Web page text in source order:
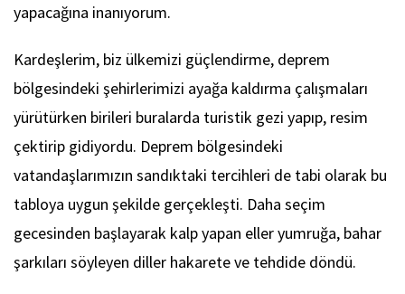
yapacağına inanıyorum.
Kardeşlerim, biz ülkemizi güçlendirme, deprem
bölgesindeki şehirlerimizi ayağa kaldırma çalışmaları
yürütürken birileri buralarda turistik gezi yapıp, resim
çektirip gidiyordu. Deprem bölgesindeki
vatandaşlarımızın sandıktaki tercihleri de tabi olarak bu
tabloya uygun şekilde gerçekleşti. Daha seçim
gecesinden başlayarak kalp yapan eller yumruğa, bahar
şarkıları söyleyen diller hakarete ve tehdide döndü.